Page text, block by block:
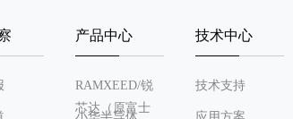
产品中心
RAMXEED/锐
芯达（原富士
技术中心
技术支持